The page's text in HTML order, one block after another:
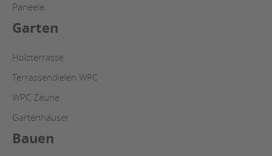
Paneele
Garten
Holzterrasse
Terrassendielen WPC
WPC Zäune
Gartenhäuser
Bauen